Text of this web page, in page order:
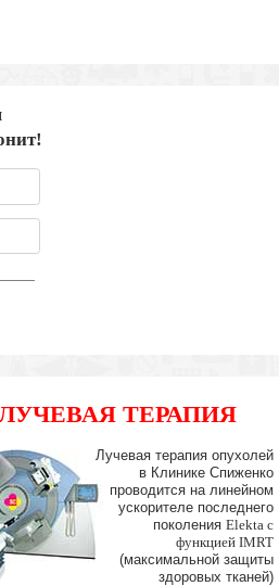
ТЕРАПИЯ
Лучевая терапия опухолей
в Клинике Спиженко
проводится на линейном
ускорителе последнего
поколения Elekta с
функцией IMRT
(максимальной защиты
здоровых тканей)